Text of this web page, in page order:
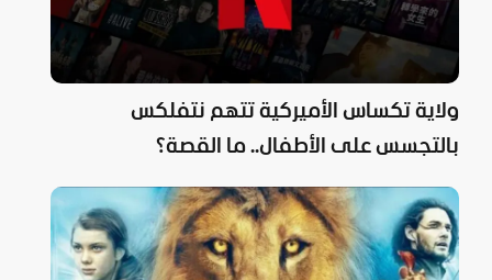
ولاية تكساس الأميركية تتهم نتفلكس
بالتجسس على الأطفال.. ما القصة؟